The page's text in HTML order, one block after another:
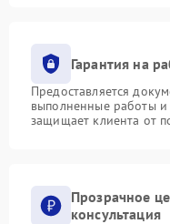
Гарантия на
Предоставляется
выполненные работы и
защищает клиента от
Прозрачное
консультация